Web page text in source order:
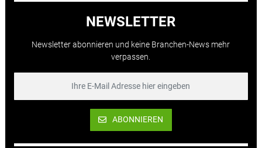
NEWSLETTER
Newsletter abonnieren und keine Branchen-News mehr
verpassen.
ABONNIEREN